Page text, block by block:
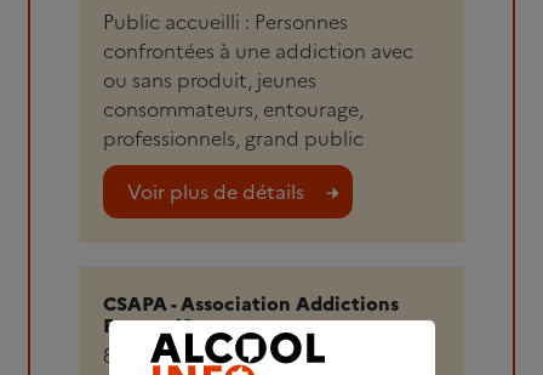
Public accueilli : Personnes
confrontées à une addiction avec
ou sans produit, jeunes
consommateurs, entourage,
professionnels, grand public
Voir plus de détails
CSAPA - Association Addictions
France 48
8 impasse du Faubourg La Vabre